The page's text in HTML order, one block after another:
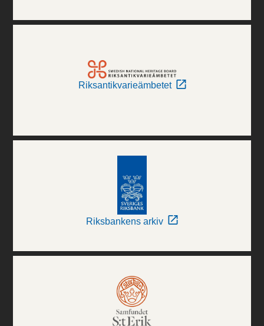
Riksantikvarieämbetet
Riksbankens arkiv